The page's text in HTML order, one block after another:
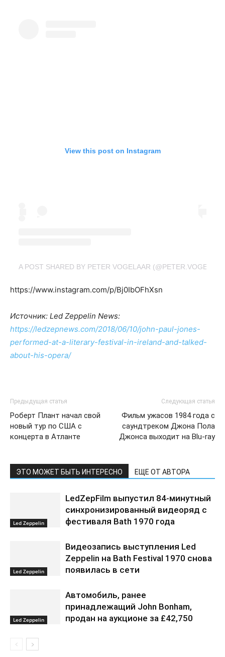
View this post on Instagram
A POST SHARED BY PETER VOGELAAR
https://www.instagram.com/p/Bj0IbOFhXsn
Источник: Led Zeppelin News:
https://ledzepnews.com/2018/06/10/john-paul-jones-
performed-at-a-literary-festival-in-ireland-and-talked-
about-his-opera/
Предыдущая статья
Роберт Плант начал свой
новый тур по США с
концерта в Атланте
Следующая статья
Фильм ужасов 1984 года с
саундтреком Джона Пола
Джонса выходит на Blu-ray
ЭТО МОЖЕТ БЫТЬ ИНТЕРЕСНО ЕЩЕ ОТ АВТОРА
Led Zeppelin
LedZepFilm выпустил 84-минутный
синхронизированный видеоряд с
фестиваля Bath 1970 года
Led Zeppelin
Видеозапись выступления Led
Zeppelin на Bath Festival 1970 снова
появилась в сети
Led Zeppelin
Автомобиль, ранее
принадлежащий John Bonham,
продан на аукционе за £42,750